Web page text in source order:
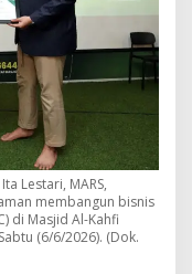
Lestari, MARS,
membangun bisnis
di Masjid Al-Kahfi
(6/6/2026). (Dok.